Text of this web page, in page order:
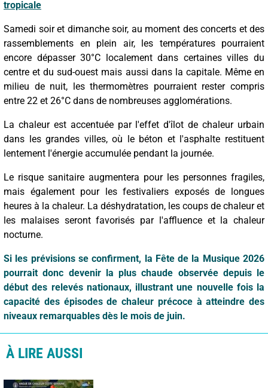
tropicale
Samedi soir et dimanche soir, au moment des concerts et des
rassemblements en plein air, les températures pourraient
encore dépasser 30°C localement dans certaines villes du
centre et du sud-ouest mais aussi dans la capitale. Même en
milieu de nuit, les thermomètres pourraient rester compris
entre 22 et 26°C dans de nombreuses agglomérations.
La chaleur est accentuée par l'effet d'îlot de chaleur urbain
dans les grandes villes, où le béton et l'asphalte restituent
lentement l'énergie accumulée pendant la journée.
Le risque sanitaire augmentera pour les personnes fragiles,
mais également pour les festivaliers exposés de longues
heures à la chaleur. La déshydratation, les coups de chaleur et
les malaises seront favorisés par l'affluence et la chaleur
nocturne.
Si les prévisions se confirment, la Fête de la Musique 2026
pourrait donc devenir la plus chaude observée depuis le
début des relevés nationaux, illustrant une nouvelle fois la
capacité des épisodes de chaleur précoce à atteindre des
niveaux remarquables dès le mois de juin.
À LIRE AUSSI